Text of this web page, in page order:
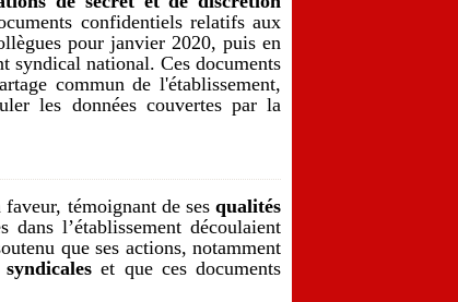
confidentiels relatifs aux
pour janvier 2020, puis en
syndical national. Ces documents
commun de l'établissement,
les données couvertes par la
témoignant de ses qualités
l’établissement découlaient
que ses actions, notamment
et que ces documents